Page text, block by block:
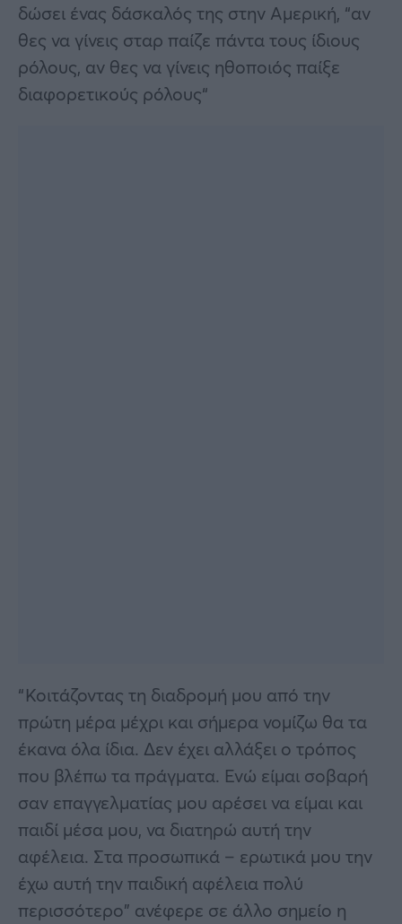
δώσει ένας δάσκαλός της στην Αμερική, “αν
θες να γίνεις σταρ παίζε πάντα τους ίδιους
ρόλους, αν θες να γίνεις ηθοποιός παίξε
διαφορετικούς ρόλους“
“Κοιτάζοντας τη διαδρομή μου από την
πρώτη μέρα μέχρι και σήμερα νομίζω θα τα
έκανα όλα ίδια. Δεν έχει αλλάξει ο τρόπος
που βλέπω τα πράγματα. Ενώ είμαι σοβαρή
σαν επαγγελματίας μου αρέσει να είμαι και
παιδί μέσα μου, να διατηρώ αυτή την
αφέλεια. Στα προσωπικά – ερωτικά μου την
έχω αυτή την παιδική αφέλεια πολύ
περισσότερο” ανέφερε σε άλλο σημείο η